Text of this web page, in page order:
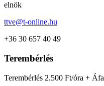
elnök
ttve@t-online.hu
+36 30 657 40 49
Terembérlés
Terembérlés 2.500 Ft/óra + Áfa